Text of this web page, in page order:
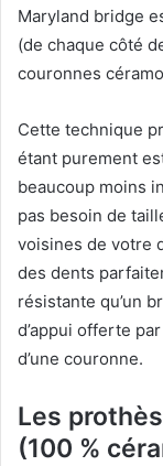
Maryland bridge
(de chaque côté
couronnes
Cette technique
étant purement
beaucoup moins
pas besoin de
voisines de votre
des dents
résistante qu’un
d’appui offerte
d’une couronne.
Les
(100 %